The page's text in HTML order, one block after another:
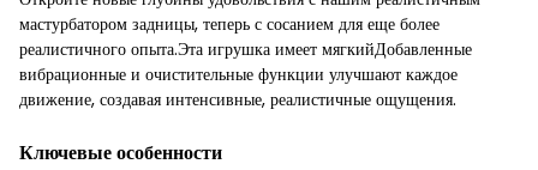
мастурбатором задницы, теперь с сосанием для еще более
реалистичного опыта.Эта игрушка имеет мягкийДобавленные
вибрационные и очистительные функции улучшают каждое
движение, создавая интенсивные, реалистичные ощущения.
Ключевые особенности